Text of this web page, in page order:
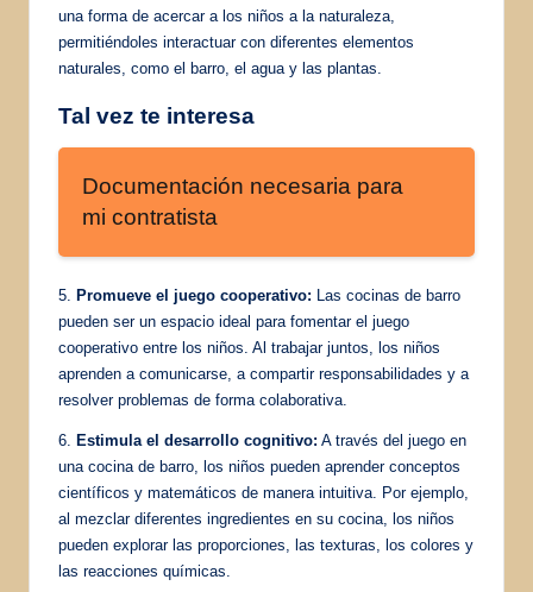
una forma de acercar a los niños a la naturaleza,
permitiéndoles interactuar con diferentes elementos
naturales, como el barro, el agua y las plantas.
Tal vez te interesa
Documentación necesaria para
mi contratista
5. Promueve el juego cooperativo: Las cocinas de barro
pueden ser un espacio ideal para fomentar el juego
cooperativo entre los niños. Al trabajar juntos, los niños
aprenden a comunicarse, a compartir responsabilidades y a
resolver problemas de forma colaborativa.
6. Estimula el desarrollo cognitivo: A través del juego en
una cocina de barro, los niños pueden aprender conceptos
científicos y matemáticos de manera intuitiva. Por ejemplo,
al mezclar diferentes ingredientes en su cocina, los niños
pueden explorar las proporciones, las texturas, los colores y
las reacciones químicas.